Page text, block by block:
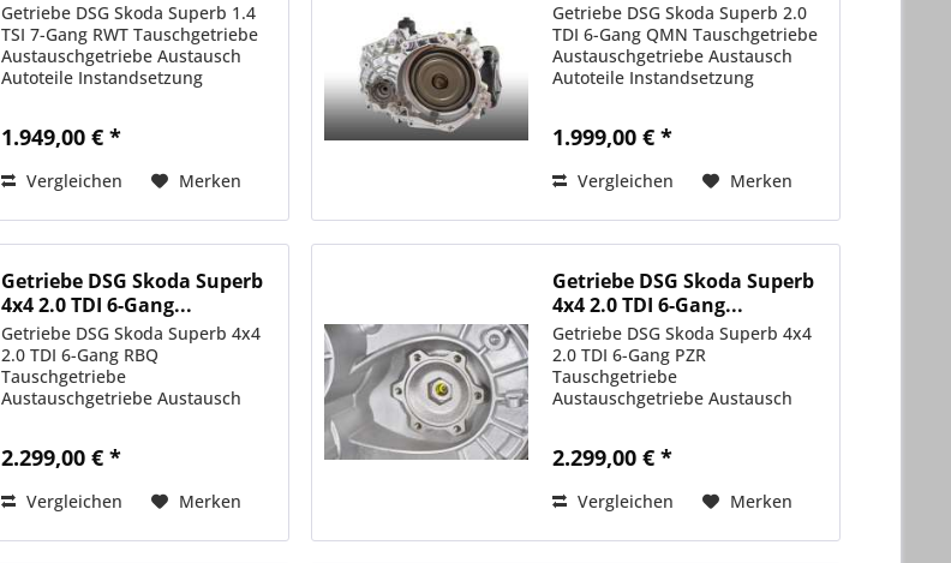
Getriebe DSG Skoda Superb 1.4
TSI 7-Gang RWT Tauschgetriebe
Austauschgetriebe Austausch
Autoteile Instandsetzung
1.949,00 € *
Vergleichen Merken
Getriebe DSG Skoda Superb 2.0
TDI 6-Gang QMN Tauschgetriebe
Austauschgetriebe Austausch
Autoteile Instandsetzung
1.999,00 € *
Vergleichen Merken
Getriebe DSG Skoda Superb
4x4 2.0 TDI 6-Gang...
Getriebe DSG Skoda Superb 4x4
2.0 TDI 6-Gang RBQ
Tauschgetriebe
Austauschgetriebe Austausch
2.299,00 € *
Vergleichen Merken
Getriebe DSG Skoda Superb
4x4 2.0 TDI 6-Gang...
Getriebe DSG Skoda Superb 4x4
2.0 TDI 6-Gang PZR
Tauschgetriebe
Austauschgetriebe Austausch
2.299,00 € *
Vergleichen Merken